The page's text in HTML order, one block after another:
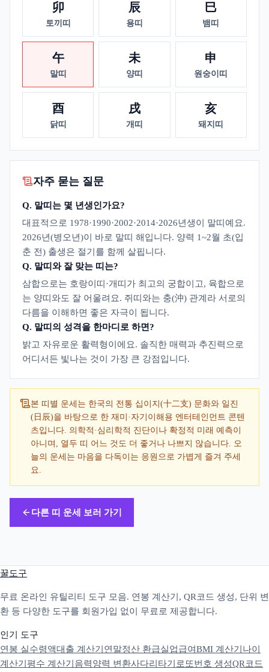
卯
토끼띠
辰
용띠
巳
뱀띠
午
말띠
未
양띠
申
원숭이띠
酉
닭띠
戌
개띠
亥
돼지띠
자주 묻는 질문
Q. 말띠는 몇 년생인가요?
대표적으로 1978·1990·2002·2014·2026년생이 말띠예요.
2026년(병오년)이 바로 말띠 해입니다. 양력 1~2월 초(입
춘 전) 출생은 절기를 함께 살핍니다.
Q. 말띠와 잘 맞는 띠는?
삼합으로는 호랑이띠·개띠가 최고의 궁합이고, 육합으로
는 양띠와도 잘 어울려요. 쥐띠와는 충(沖) 관계라 서로의
다름을 이해하면 좋은 자극이 됩니다.
Q. 말띠의 성격을 한마디로 하면?
밝고 자유로운 활력형이에요. 솔직한 매력과 추진력으로
어디서든 빛나는 것이 가장 큰 강점입니다.
본 띠별 운세는 한국의 전통 십이지(十二支) 문화와 일진
(日辰)을 바탕으로 한 재미·자기이해용 엔터테인먼트 콘텐
츠입니다. 의학적·심리학적 진단이나 확정적 미래 예측이
아니며, 열두 띠 어느 것도 더 좋거나 나쁘지 않습니다. 오
늘의 운세는 마음을 다독이는 응원으로 가볍게 즐겨 주세
요.
다른 띠 운세 보러 가기
꿀도구
무료 온라인 유틸리티 도구 모음. 연봉 계산기, QR코드 생성, 단위 변
환 등 다양한 도구를 회원가입 없이 무료로 제공합니다.
인기 도구
연봉 실수령액대출 계산기 연말정산 환급실업급여BMI 계산기 나이
계산기 평수 계산기 음력양력 변환사다리타기 로또번호 생성QR코드